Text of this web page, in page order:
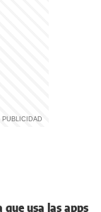
usa las apps